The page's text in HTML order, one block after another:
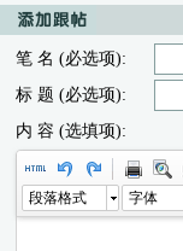
笔 名 (必选项):
标 题 (必选项):
内 容 (选填项):
段落格式 字体